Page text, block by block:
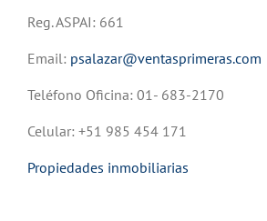
Reg. ASPAI: 661
Email: psalazar@ventasprimeras.com
Teléfono Oficina: 01- 683-2170
Celular: +51 985 454 171
Propiedades inmobiliarias